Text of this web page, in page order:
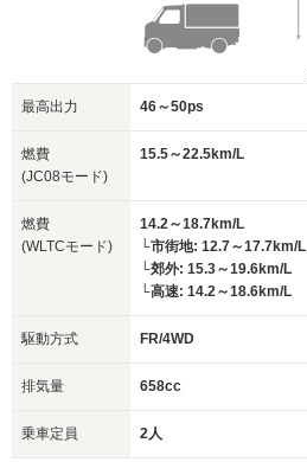
最高出力 46～50ps
燃費
(JC08モード)
15.5～22.5km/L
燃費
(WLTCモード)
14.2～18.7km/L
└市街地: 12.7～17.7km/L
└郊外: 15.3～19.6km/L
└高速: 14.2～18.6km/L
駆動方式 FR/4WD
排気量 658cc
乗車定員 2人